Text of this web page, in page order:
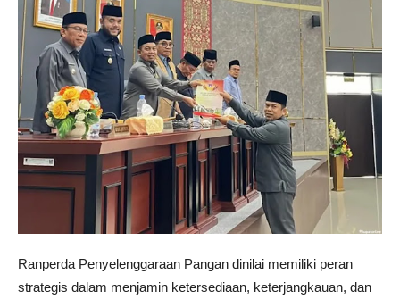
Ranperda Penyelenggaraan Pangan dinilai memiliki peran
strategis dalam menjamin ketersediaan, keterjangkauan, dan